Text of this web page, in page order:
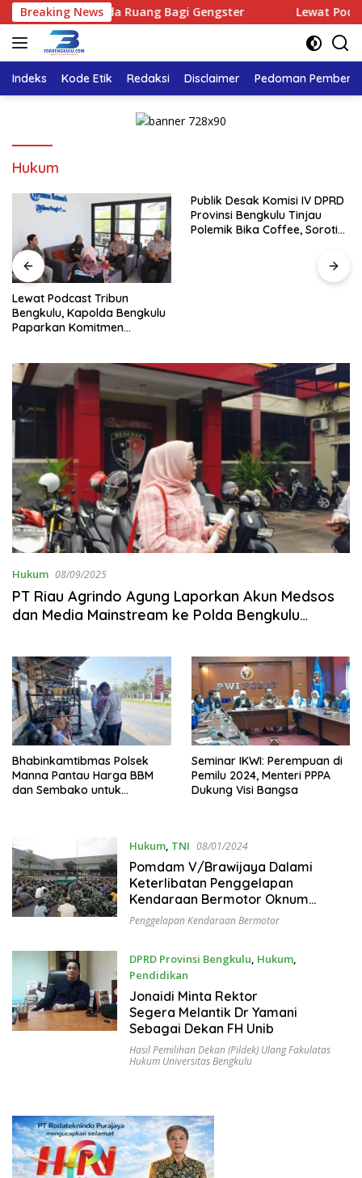
Langsung
ke
konten
Breaking News
: Tidak Ada Ruang Bagi Gengster Lewat Podcast
Indeks Kode Etik Redaksi Disclaimer Pedoman
Hukum
Lewat Podcast Tribun
Bengkulu, Kapolda Bengkulu
Paparkan Komitmen
Publik Desak Komisi IV DPRD
Provinsi Bengkulu Tinjau
Polemik Bika Coffee, Soroti
Hukum 08/09/2025
PT Riau Agrindo Agung Laporkan Akun Medsos
dan Media Mainstream ke Polda Bengkulu
Bhabinkamtibmas Polsek
Manna Pantau Harga BBM
dan Sembako untuk
Seminar IKWI: Perempuan di
Pemilu 2024, Menteri PPPA
Dukung Visi Bangsa
Hukum, TNI 08/01/2024
Pomdam V/Brawijaya Dalami
Keterlibatan Penggelapan
Kendaraan Bermotor Oknum
Prajurit TNI-AD
Penggelapan Kendaraan Bermotor
DPRD Provinsi Bengkulu, Hukum,
Pendidikan
06/12/2023
Jonaidi Minta Rektor
Segera Melantik Dr Yamani
Sebagai Dekan FH Unib
Hasil Pemilihan Dekan (Pildek) Ulang Fakulatas
Hukum Universitas Bengkulu